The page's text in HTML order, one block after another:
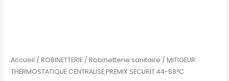
Accueil /ROBINETTERIE /Robinetterie sanitaire / MITIGEUR
THERMOSTATIQUE CENTRALISE PREMIX SECURIT 44-58°C